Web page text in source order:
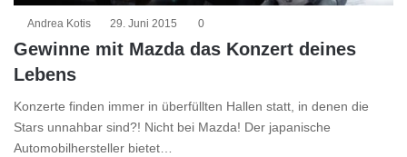
Andrea Kotis 29. Juni 2015 0
Gewinne mit Mazda das Konzert deines
Lebens
Konzerte finden immer in überfüllten Hallen statt, in denen die
Stars unnahbar sind?! Nicht bei Mazda! Der japanische
Automobilhersteller bietet…